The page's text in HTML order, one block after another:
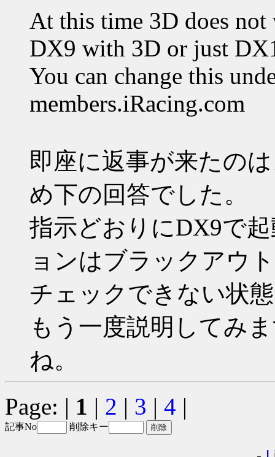
At this time 3D does
DX9 with 3D or just
You can change this
members.iRacing.com
即座に返事が来たの
め下の回答でした。
指示どおりにDX9で
ョンはブラックアウ
チェックできない状
もう一度説明してみ
ね。
Page: | 1 | 2 | 3 | 4 |
記事No 削除キー